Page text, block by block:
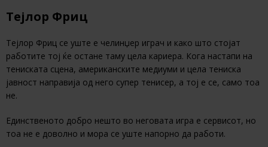
Тејлор Фриц
Тејлор Фриц се уште е челинџер играч и како што стојат
работите тој ќе остане таму цела кариера. Кога настапи на
тениската сцена, американските медиуми и цела тениска
јавност направија од него супер тенисер, а тој е се, само тоа
не.
Единственото добро нешто во неговата игра е сервисот, но
тоа не е доволно и мора се уште напорно да работи.